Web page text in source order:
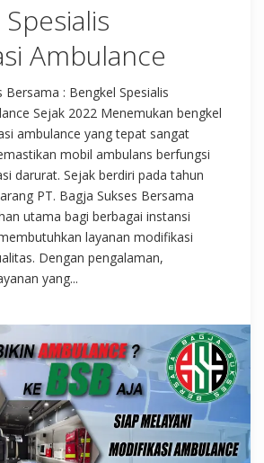
Ambulance
Bersama : Bengkel Spesialis
Sejak 2022 Menemukan bengkel
ambulance yang tepat sangat
mobil ambulans berfungsi
darurat. Sejak berdiri pada tahun
PT. Bagja Sukses Bersama
utama bagi berbagai instansi
layanan modifikasi
Dengan pengalaman,
yang...